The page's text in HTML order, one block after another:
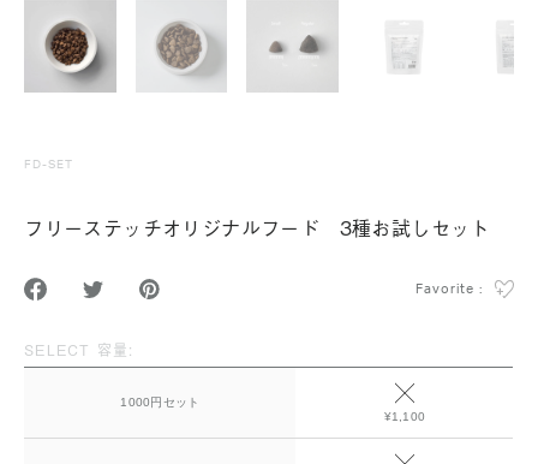
FD-SET
フリーステッチオリジナルフード 3種お試しセット
Favorite :
SELECT 容量:
1000円セット
¥1,100